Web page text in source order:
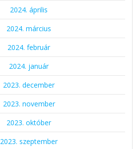
2024. április
2024. március
2024. február
2024. január
2023. december
2023. november
2023. október
2023. szeptember